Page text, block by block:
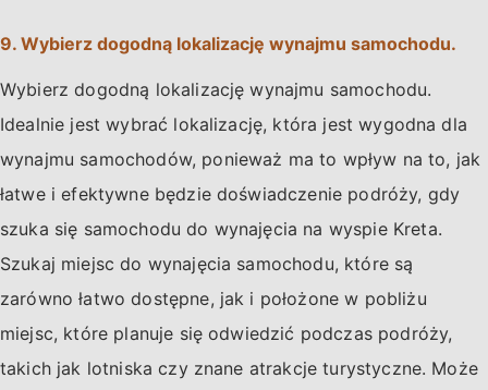
9. Wybierz dogodną lokalizację wynajmu samochodu.
Wybierz dogodną lokalizację wynajmu samochodu.
Idealnie jest wybrać lokalizację, która jest wygodna dla
wynajmu samochodów, ponieważ ma to wpływ na to, jak
łatwe i efektywne będzie doświadczenie podróży, gdy
szuka się samochodu do wynajęcia na wyspie Kreta.
Szukaj miejsc do wynajęcia samochodu, które są
zarówno łatwo dostępne, jak i położone w pobliżu
miejsc, które planuje się odwiedzić podczas podróży,
takich jak lotniska czy znane atrakcje turystyczne. Może